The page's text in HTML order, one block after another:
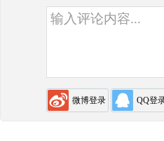
微博登录 QQ登